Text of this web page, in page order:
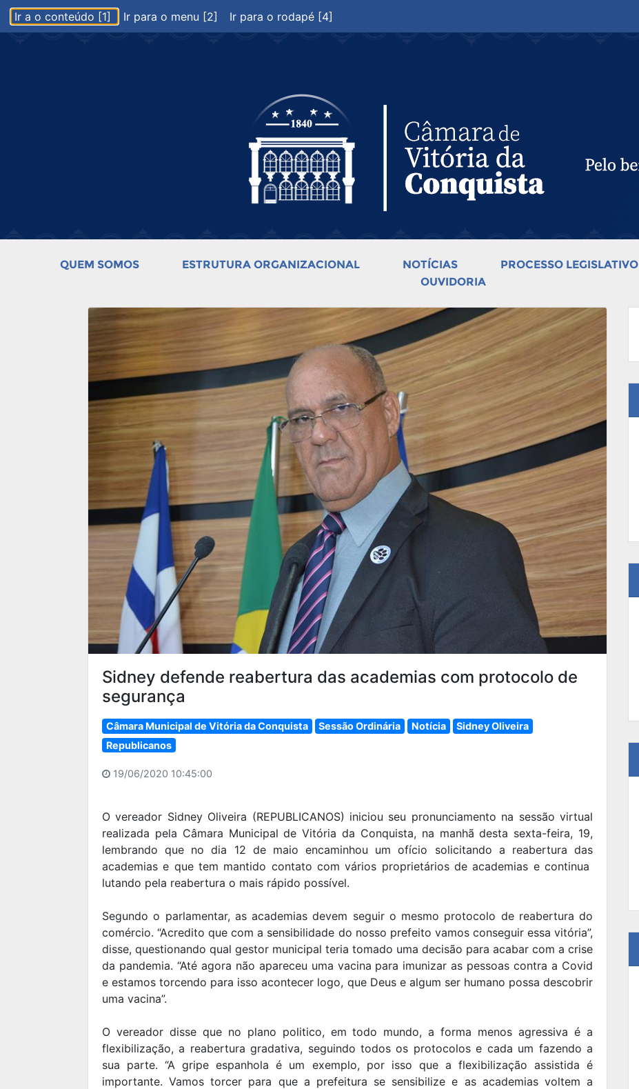
Ir a o conteúdo [1] Ir para o menu [2] Ir para o rodapé [4]
QUEM SOMOS ESTRUTURA ORGANIZACIONAL NOTÍCIAS PROCESSO LEGISLATIVO
OUVIDORIA
Sidney defende reabertura das academias com protocolo de
segurança
Câmara Municipal de Vitória da Conquista Sessão Ordinária Notícia
Sidney Oliveira
Republicanos
19/06/2020 10:45:00
O vereador Sidney Oliveira (REPUBLICANOS) iniciou seu pronunciamento na sessão virtual
realizada pela Câmara Municipal de Vitória da Conquista, na manhã desta sexta-feira, 19,
lembrando que no dia 12 de maio encaminhou um ofício solicitando a reabertura das
academias e que tem mantido contato com vários proprietários de academias e continua
lutando pela reabertura o mais rápido possível.
Segundo o parlamentar, as academias devem seguir o mesmo protocolo de reabertura do
comércio. “Acredito que com a sensibilidade do nosso prefeito vamos conseguir essa vitória”,
disse, questionando qual gestor municipal teria tomado uma decisão para acabar com a crise
da pandemia. “Até agora não apareceu uma vacina para imunizar as pessoas contra a Covid
e estamos torcendo para isso acontecer logo, que Deus e algum ser humano possa descobrir
uma vacina”.
O vereador disse que no plano politico, em todo mundo, a forma menos agressiva é a
flexibilização, a reabertura gradativa, seguindo todos os protocolos e cada um fazendo a
sua parte. “A gripe espanhola é um exemplo, por isso que a flexibilização assistida é
importante. Vamos torcer para que a prefeitura se sensibilize e as academias voltem a